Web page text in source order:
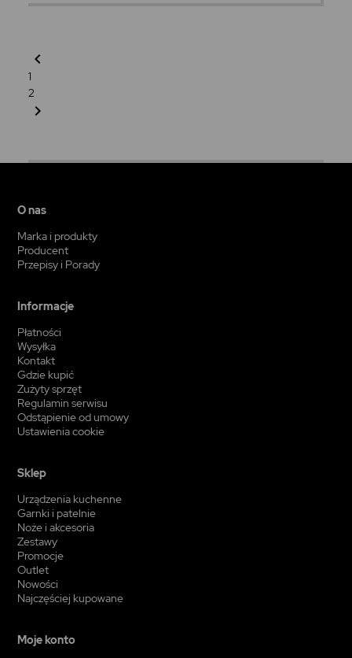
chevron_left
1
2
chevron_right
O nas
Marka i produkty
Producent
Przepisy i Porady
Informacje
Płatności
Wysyłka
Kontakt
Gdzie kupić
Zużyty sprzęt
Regulamin serwisu
Odstąpienie od umowy
Ustawienia cookie
Sklep
Urządzenia kuchenne
Garnki i patelnie
Noże i akcesoria
Zestawy
Promocje
Outlet
Nowości
Najczęściej kupowane
Moje konto